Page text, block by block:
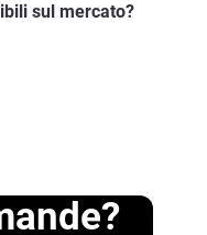
sul mercato?